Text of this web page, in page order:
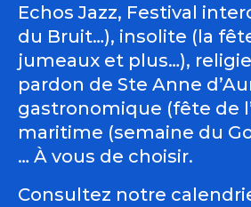
Echos Jazz, Festival
du Bruit…), insolite (la
jumeaux et plus…),
pardon de Ste Anne
gastronomique (fête de
maritime (semaine du
… À vous de choisir.
Consultez notre